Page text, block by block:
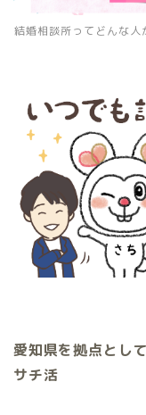
結婚相談所ってどんな
愛知県を拠点とし
サチ活